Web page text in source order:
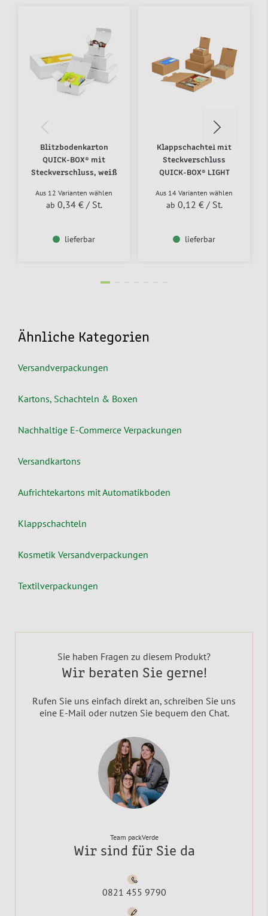
Blitzbodenkarton
QUICK-BOX® mit
Steckverschluss, weiß
Aus 12 Varianten wählen
ab 0,34 € / St.
lieferbar
Klappschachtel mit
Steckverschluss
QUICK-BOX® LIGHT
Aus 14 Varianten wählen
ab 0,12 € / St.
lieferbar
Ähnliche Kategorien
Versandverpackungen
Kartons, Schachteln & Boxen
Nachhaltige E-Commerce Verpackungen
Versandkartons
Aufrichtekartons mit Automatikboden
Klappschachteln
Kosmetik Versandverpackungen
Textilverpackungen
Sie haben Fragen zu diesem Produkt?
Wir beraten Sie gerne!
Rufen Sie uns einfach direkt an, schreiben Sie uns
eine E-Mail oder nutzen Sie bequem den Chat.
Team packVerde
Wir sind für Sie da
0821 455 9790